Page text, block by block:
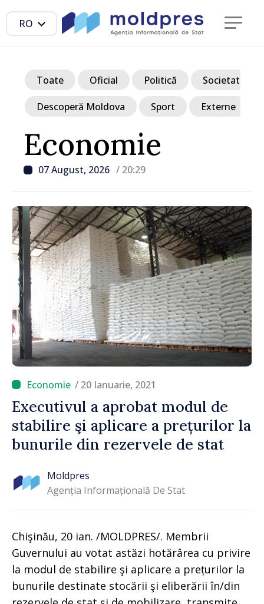
RO
Economie
07 August, 2026 / 20:29
Toate Oficial Politică Societate
Descoperă Moldova Sport Externe
/ 20 Ianuarie, 2021
Executivul a aprobat modul de
stabilire şi aplicare a prețurilor la
bunurile din rezervele de stat
Moldpres
Agenția Informațională De Stat
Chişinău, 20 ian. /MOLDPRES/. Membrii
Guvernului au votat astăzi hotărârea cu privire
la modul de stabilire şi aplicare a prețurilor la
bunurile destinate stocării şi eliberării în/din